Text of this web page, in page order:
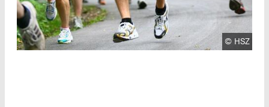
© HSZ